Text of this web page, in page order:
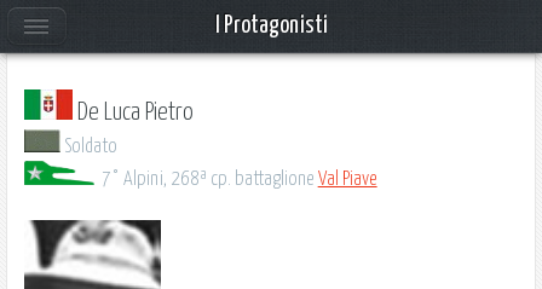
De Luca Pietro
Soldato
7° Alpini, 268ª cp. battaglione Val Piave
I Protagonisti